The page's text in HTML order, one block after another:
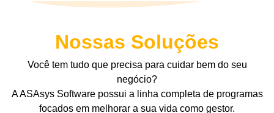
Nossas Soluções
Você tem tudo que precisa para cuidar bem do seu
negócio?
A ASAsys Software possui a linha completa de programas
focados em melhorar a sua vida como gestor.